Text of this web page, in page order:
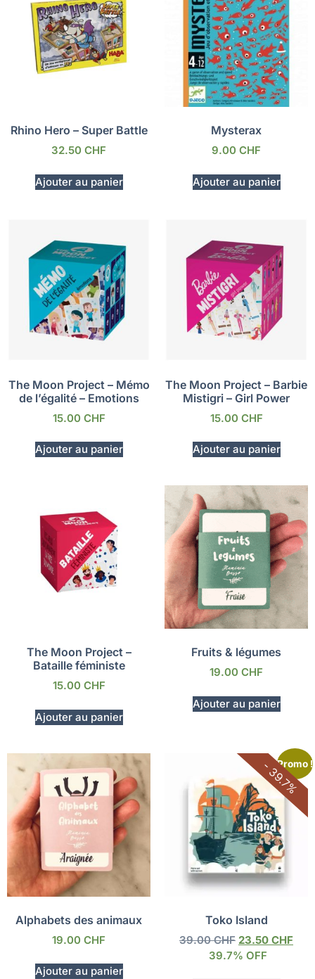
Rhino Hero – Super Battle
32.50 CHF
Ajouter au panier
Mysterax
9.00 CHF
Ajouter au panier
The Moon Project – Mémo
de l’égalité – Emotions
15.00 CHF
Ajouter au panier
The Moon Project – Barbie
Mistigri – Girl Power
15.00 CHF
Ajouter au panier
The Moon Project –
Bataille féministe
15.00 CHF
Ajouter au panier
Fruits & légumes
19.00 CHF
Ajouter au panier
Alphabets des animaux
19.00 CHF
Ajouter au panier
Promo !
- 39.7%
Toko Island
39.00CHF 23.50 CHF
39.7% OFF